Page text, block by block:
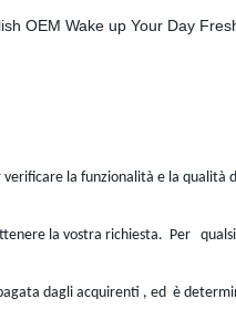
la funzionalità e la
la vostra richiesta. Per
dagli acquirenti , ed è